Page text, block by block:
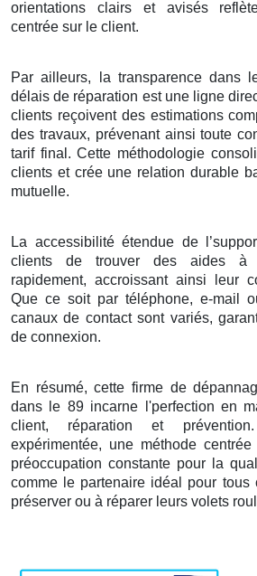
orientations clairs et avisés
centrée sur le client.
Par ailleurs, la transparence dans
délais de réparation est une ligne
clients reçoivent des estimations
des travaux, prévenant ainsi toute
tarif final. Cette méthodologie
clients et crée une relation durable
mutuelle.
La accessibilité étendue de
clients de trouver des aides à
rapidement, accroissant ainsi leur
Que ce soit par téléphone, e-mail
canaux de contact sont variés,
de connexion.
En résumé, cette firme de
dans le 89 incarne l'perfection en
client, réparation et
expérimentée, une méthode
préoccupation constante pour la
comme le partenaire idéal pour tous
préserver ou à réparer leurs volets